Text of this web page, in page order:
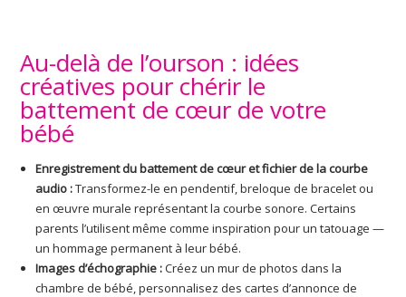
Au-delà de l’ourson : idées
créatives pour chérir le
battement de cœur de votre
bébé
Enregistrement du battement de cœur et fichier de la courbe
audio :Transformez-le en pendentif, breloque de bracelet ou
en œuvre murale représentant la courbe sonore. Certains
parents l’utilisent même comme inspiration pour un tatouage —
un hommage permanent à leur bébé.
Images d’échographie :Créez un mur de photos dans la
chambre de bébé, personnalisez des cartes d’annonce de